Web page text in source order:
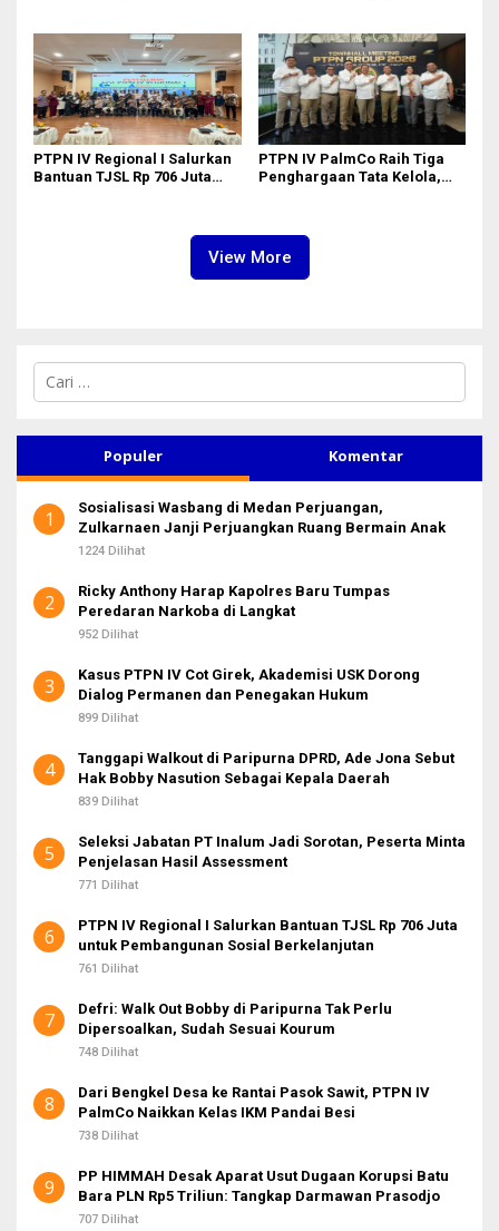
PTPN IV Regional I Salurkan
Bantuan TJSL Rp 706 Juta
PTPN IV PalmCo Raih Tiga
Penghargaan Tata Kelola,
View More
C
i
n
u
k
Populer Komentar
1
Sosialisasi Wasbang di Medan Perjuangan,
Zulkarnaen Janji Perjuangkan Ruang Bermain Anak
1224 Dilihat
2
Ricky Anthony Harap Kapolres Baru Tumpas
Peredaran Narkoba di Langkat
952 Dilihat
3
Kasus PTPN IV Cot Girek, Akademisi USK Dorong
Dialog Permanen dan Penegakan Hukum
899 Dilihat
4
Tanggapi Walkout di Paripurna DPRD, Ade Jona Sebut
Hak Bobby Nasution Sebagai Kepala Daerah
839 Dilihat
5
Seleksi Jabatan PT Inalum Jadi Sorotan, Peserta Minta
Penjelasan Hasil Assessment
771 Dilihat
6
PTPN IV Regional I Salurkan Bantuan TJSL Rp 706 Juta
untuk Pembangunan Sosial Berkelanjutan
761 Dilihat
7
Defri: Walk Out Bobby di Paripurna Tak Perlu
Dipersoalkan, Sudah Sesuai Kourum
748 Dilihat
8
Dari Bengkel Desa ke Rantai Pasok Sawit, PTPN IV
PalmCo Naikkan Kelas IKM Pandai Besi
738 Dilihat
9
PP HIMMAH Desak Aparat Usut Dugaan Korupsi Batu
Bara PLN Rp5 Triliun: Tangkap Darmawan Prasodjo
707 Dilihat